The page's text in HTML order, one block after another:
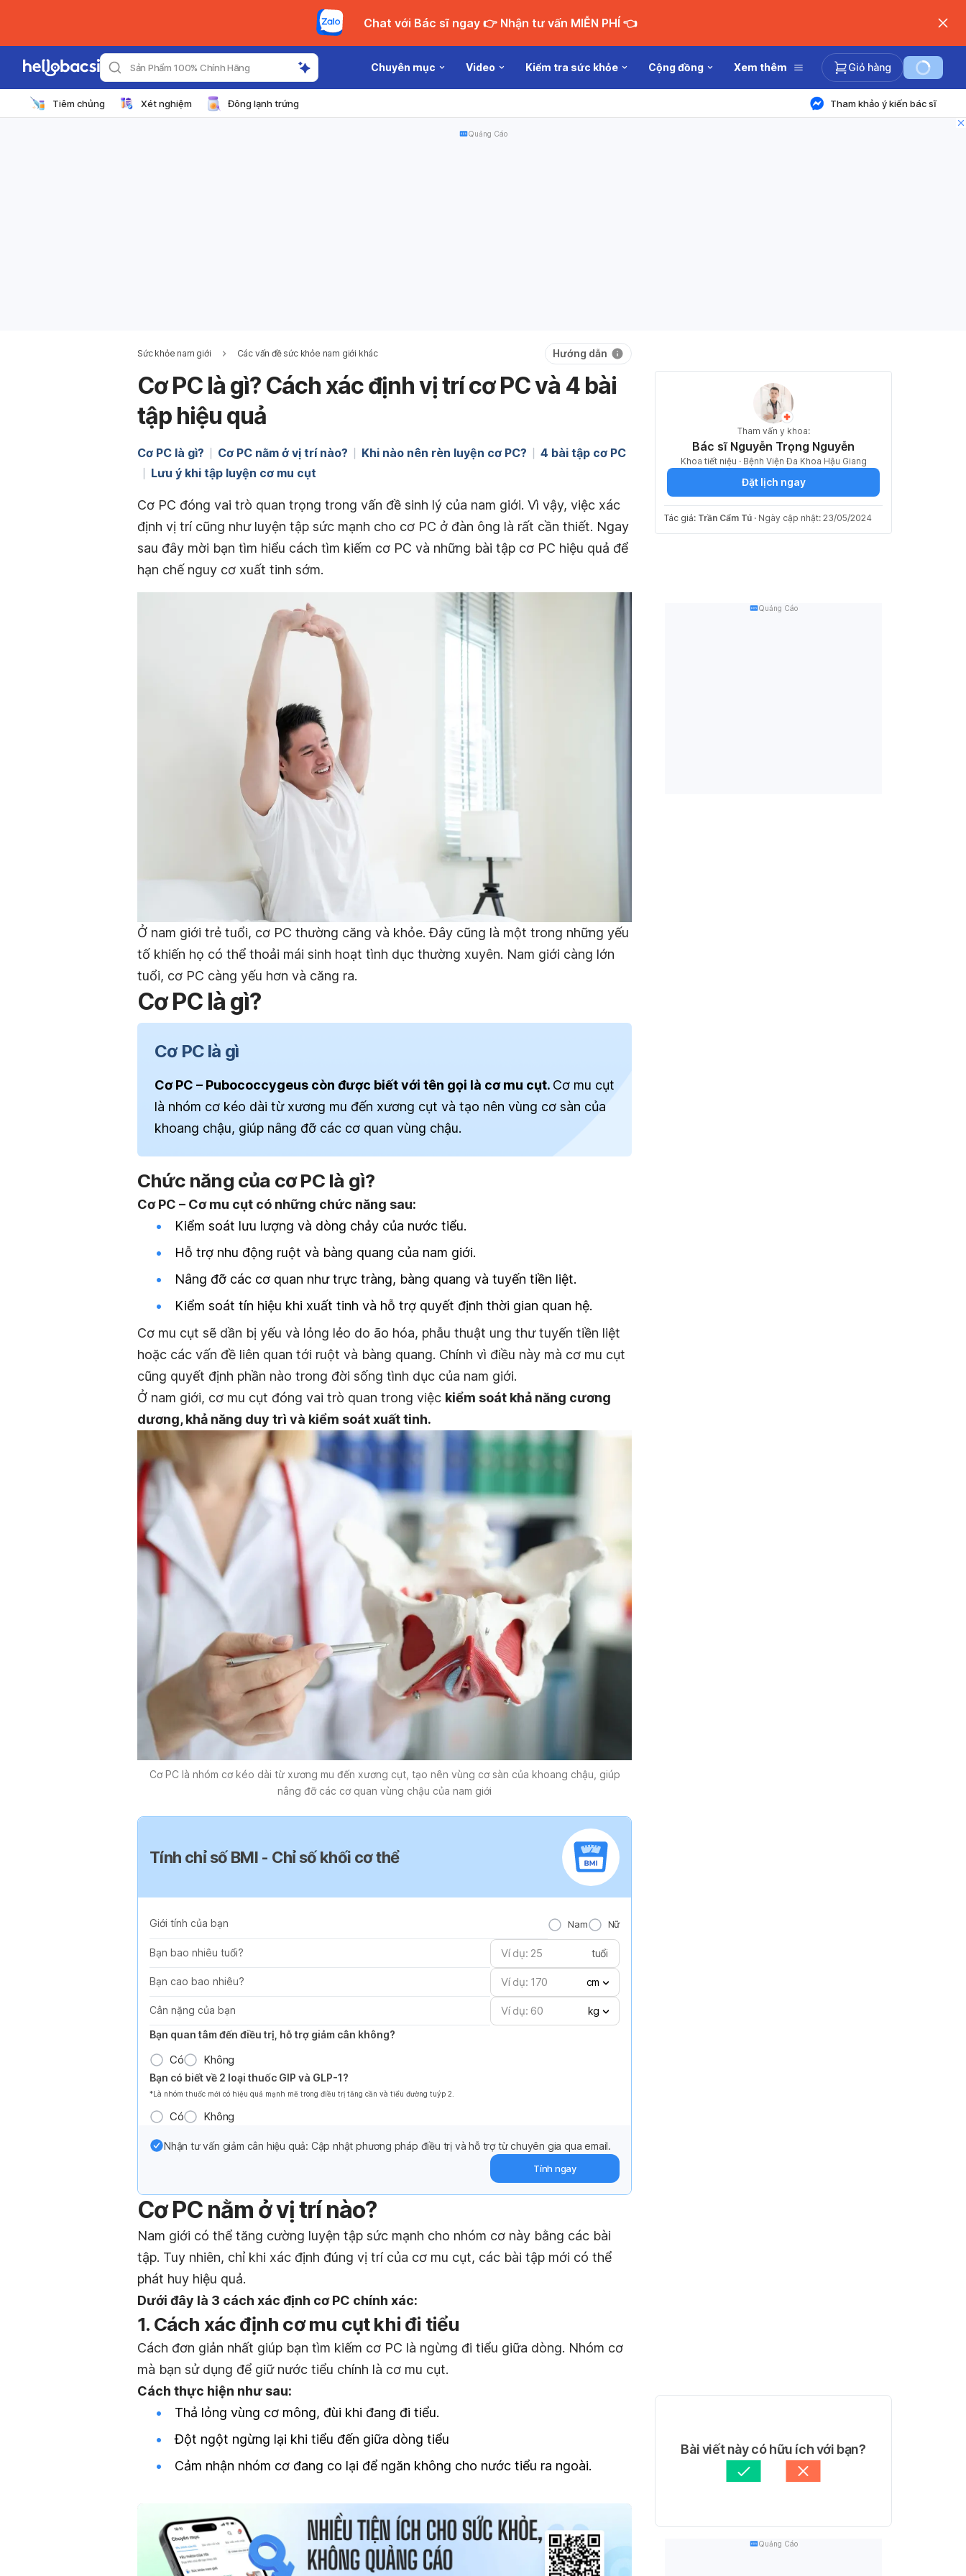
Chat với Bác sĩ ngay 👉 Nhận tư vấn MIỄN PHÍ 👈
Sản Phẩm 100% Chính Hãng Chuyên mục Video Kiểm tra sức khỏe Cộng đồng Xem thêm Giỏ hàng
Tiêm chủng Xét nghiệm Đông lạnh trứng Tham khảo ý kiến bác sĩ
Quảng Cáo
Sức khỏe nam giới Các vấn đề sức khỏe nam giới khác Hướng dẫn
Cơ PC là gì? Cách xác định vị trí cơ PC và 4 bài
tập hiệu quả
Cơ PC là gì? Cơ PC nằm ở vị trí nào? Khi nào nên rèn luyện cơ PC?
4 bài tập cơ PC
Lưu ý khi tập luyện cơ mu cụt
Cơ PC đóng vai trò quan trọng trong vấn đề sinh lý của nam giới. Vì vậy, việc xác
định vị trí cũng như luyện tập sức mạnh cho cơ PC ở đàn ông là rất cần thiết. Ngay
sau đây mời bạn tìm hiểu cách tìm kiếm cơ PC và những bài tập cơ PC hiệu quả để
hạn chế nguy cơ xuất tinh sớm.
Ở nam giới trẻ tuổi, cơ PC thường căng và khỏe. Đây cũng là một trong những yếu
tố khiến họ có thể thoải mái sinh hoạt tình dục thường xuyên. Nam giới càng lớn
tuổi, cơ PC càng yếu hơn và căng ra.
Cơ PC là gì?
Cơ PC là gì
Cơ PC – Pubococcygeus còn được biết với tên gọi là cơ mu cụt. Cơ mu cụt
là nhóm cơ kéo dài từ xương mu đến xương cụt và tạo nên vùng cơ sàn của
khoang chậu, giúp nâng đỡ các cơ quan vùng chậu.
Chức năng của cơ PC là gì?
Cơ PC – Cơ mu cụt có những chức năng sau:
Kiểm soát lưu lượng và dòng chảy của nước tiểu.
Hỗ trợ nhu động ruột và bàng quang của nam giới.
Nâng đỡ các cơ quan như trực tràng, bàng quang và tuyến tiền liệt.
Kiểm soát tín hiệu khi xuất tinh và hỗ trợ quyết định thời gian quan hệ.
Cơ mu cụt sẽ dần bị yếu và lỏng lẻo do ão hóa, phẫu thuật ung thư tuyến tiền liệt
hoặc các vấn đề liên quan tới ruột và bàng quang. Chính vì điều này mà cơ mu cụt
cũng quyết định phần nào trong đời sống tình dục của nam giới.
Ở nam giới, cơ mu cụt đóng vai trò quan trong việc kiểm soát khả năng cương
dương, khả năng duy trì và kiểm soát xuất tinh.
Cơ PC là nhóm cơ kéo dài từ xương mu đến xương cụt, tạo nên vùng cơ sàn của khoang chậu, giúp
nâng đỡ các cơ quan vùng chậu của nam giới
Tính chỉ số BMI - Chỉ số khối cơ thể
Giới tính của bạn Nam Nữ
Bạn bao nhiêu tuổi? tuổi
Bạn cao bao nhiêu? cm
Cân nặng của bạn
kg
Bạn quan tâm đến điều trị, hỗ trợ giảm cân không?
Có Không
Bạn có biết về 2 loại thuốc GIP và GLP-1?
*Là nhóm thuốc mới có hiệu quả mạnh mẽ trong điều trị tăng cần và tiểu đường tuýp 2.
Có Không
Nhận tư vấn giảm cân hiệu quả: Cập nhật phương pháp điều trị và hỗ trợ từ chuyên gia qua email.
Tính ngay
Cơ PC nằm ở vị trí nào?
Nam giới có thể tăng cường luyện tập sức mạnh cho nhóm cơ này bằng các bài
tập. Tuy nhiên, chỉ khi xác định đúng vị trí của cơ mu cụt, các bài tập mới có thể
phát huy hiệu quả.
Dưới đây là 3 cách xác định cơ PC chính xác:
1. Cách xác định cơ mu cụt khi đi tiểu
Cách đơn giản nhất giúp bạn tìm kiếm cơ PC là ngừng đi tiểu giữa dòng. Nhóm cơ
mà bạn sử dụng để giữ nước tiểu chính là cơ mu cụt.
Cách thực hiện như sau:
Thả lỏng vùng cơ mông, đùi khi đang đi tiểu.
Đột ngột ngừng lại khi tiểu đến giữa dòng tiểu
Cảm nhận nhóm cơ đang co lại để ngăn không cho nước tiểu ra ngoài.
Tham vấn y khoa:
Bác sĩ Nguyễn Trọng Nguyễn
Khoa tiết niệu · Bệnh Viện Đa Khoa Hậu Giang
Đặt lịch ngay
Tác giả: Trần Cẩm Tú · Ngày cập nhật: 23/05/2024
Quảng Cáo
Bài viết này có hữu ích với bạn?
Quảng Cáo